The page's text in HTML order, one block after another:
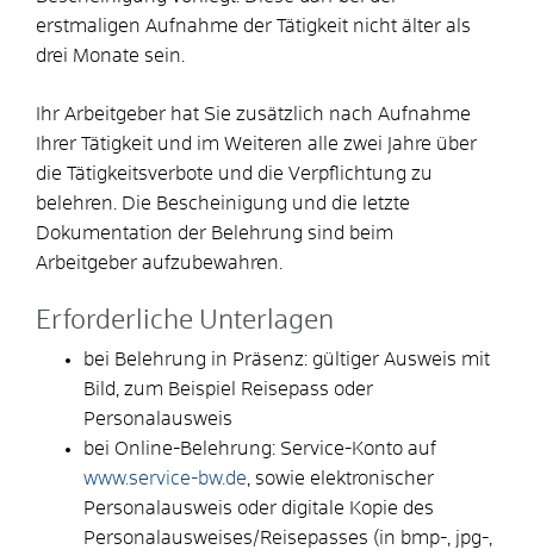
erstmaligen Aufnahme der Tätigkeit nicht älter als
drei Monate sein.
Ihr Arbeitgeber hat Sie zusätzlich nach Aufnahme
Ihrer Tätigkeit und im Weiteren alle zwei Jahre über
die Tätigkeitsverbote und die Verpflichtung zu
belehren. Die Bescheinigung und die letzte
Dokumentation der Belehrung sind beim
Arbeitgeber aufzubewahren.
Erforderliche Unterlagen
bei Belehrung in Präsenz: gültiger Ausweis mit
Bild, zum Beispiel Reisepass oder
Personalausweis
bei Online-Belehrung: Service-Konto auf
www.service-bw.de , sowie elektronischer
Personalausweis oder digitale Kopie des
Personalausweises/Reisepasses (in bmp-, jpg-,